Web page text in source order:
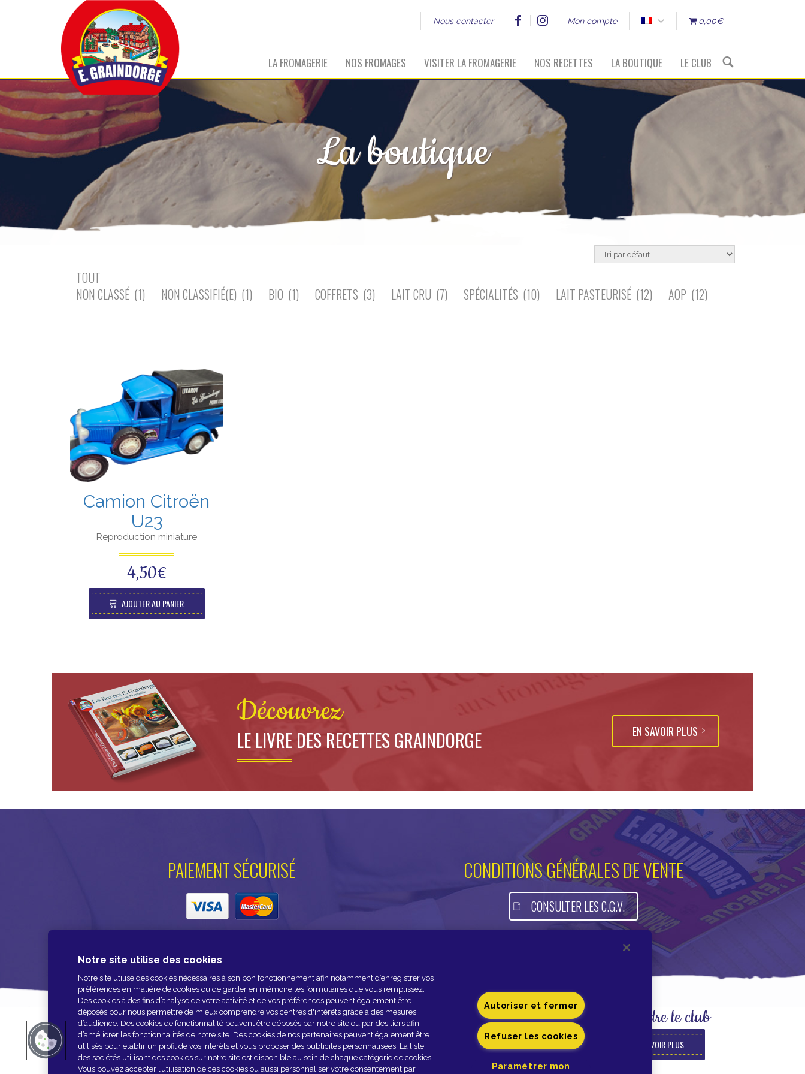
Nous contacter Mon compte 0,00€
LA FROMAGERIE NOS FROMAGES VISITER LA FROMAGERIE NOS RECETTES LA BOUTIQUE LE CLUB
La boutique
TOUT
NON CLASSÉ (1) NON CLASSIFIÉ(E) (1) BIO (1) COFFRETS (3) LAIT CRU (7) SPÉCIALITÉS (10) LAIT PASTEURISÉ (12) AOP (12)
Camion Citroën
U23
Reproduction miniature
4,50€
AJOUTER AU PANIER
Découvrez
LE LIVRE DES RECETTES GRAINDORGE EN SAVOIR PLUS
PAIEMENT SÉCURISÉ CONDITIONS GÉNÉRALES DE VENTE
CONSULTER LES C.G.V.
NOUS CONTACTER ESPACE PRESSE NOS PARTENAIRES Rejoindre le club
EN SAVOIR PLUS
Notre site utilise des cookies
Notre site utilise des cookies nécessaires à son bon fonctionnement afin notamment d’enregistrer vos
préférences en matière de cookies ou de garder en mémoire les formulaires que vous remplissez.
Des cookies à des fins d’analyse de votre activité et de vos préférences peuvent également être
déposés pour nous permettre de mieux comprendre vos centres d'intérêts grâce à des mesures
d’audience. Des cookies de fonctionnalité peuvent être déposés par notre site ou par des tiers afin
d’améliorer les fonctionnalités de notre site. Des cookies de nos partenaires peuvent également être
utilisés pour établir un profil de vos intérêts et vous proposer des publicités personnalisées. La liste
des sociétés utilisant des cookies sur notre site est disponible au sein de chaque catégorie de cookies
Vous pouvez accepter l’utilisation de ces cookies ou aussi personnaliser votre consentement par
Autoriser et fermer
Refuser les cookies
Paramétrer mon